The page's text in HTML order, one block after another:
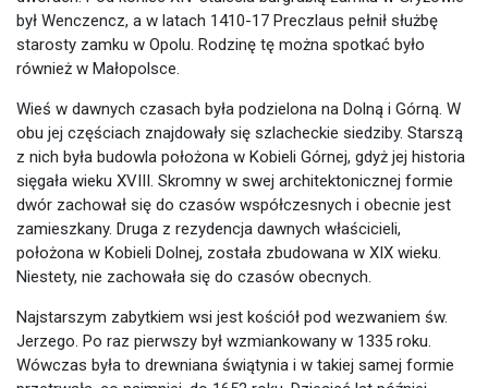
był Wenczencz, a w latach 1410-17 Preczlaus pełnił służbę
starosty zamku w Opolu. Rodzinę tę można spotkać było
również w Małopolsce.
Wieś w dawnych czasach była podzielona na Dolną i Górną. W
obu jej częściach znajdowały się szlacheckie siedziby. Starszą
z nich była budowla położona w Kobieli Górnej, gdyż jej historia
sięgała wieku XVIII. Skromny w swej architektonicznej formie
dwór zachował się do czasów współczesnych i obecnie jest
zamieszkany. Druga z rezydencja dawnych właścicieli,
położona w Kobieli Dolnej, została zbudowana w XIX wieku.
Niestety, nie zachowała się do czasów obecnych.
Najstarszym zabytkiem wsi jest kościół pod wezwaniem św.
Jerzego. Po raz pierwszy był wzmiankowany w 1335 roku.
Wówczas była to drewniana świątynia i w takiej samej formie